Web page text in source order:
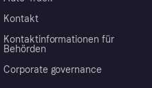
Kontakt
Kontaktinformationen für
Behörden
Corporate governance